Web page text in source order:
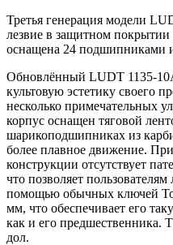
Третья генерация модели
лезвие в защитном покрытии
оснащена 24 подшипниками
Обновлённый LUDT 1135-
культовую эстетику своего
несколько примечательных
корпус оснащен тяговой
шарикоподшипниках из
более плавное движение.
конструкции отсутствует
что позволяет
помощью обычных ключей
мм, что обеспечивает его
как и его предшественника.
дол.